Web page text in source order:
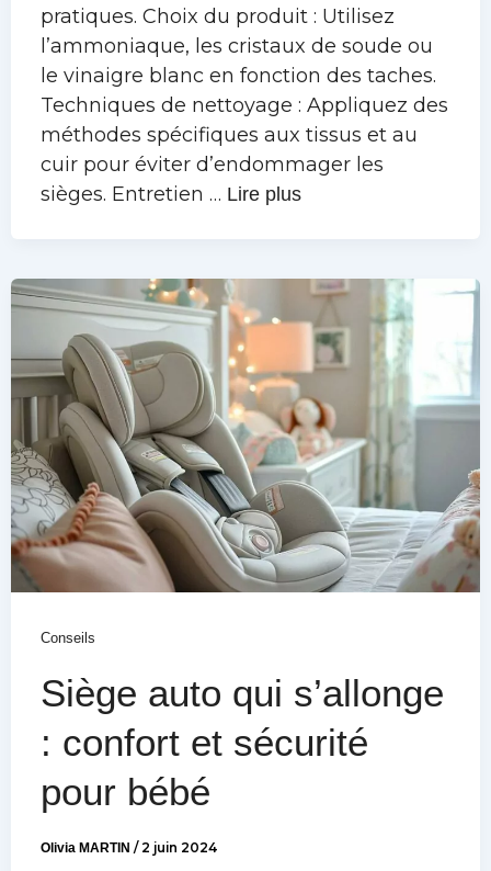
pratiques. Choix du produit : Utilisez
l’ammoniaque, les cristaux de soude ou
le vinaigre blanc en fonction des taches.
Techniques de nettoyage : Appliquez des
méthodes spécifiques aux tissus et au
cuir pour éviter d’endommager les
sièges. Entretien … Lire plus
Conseils
Siège auto qui s’allonge
: confort et sécurité
pour bébé
Olivia MARTIN / 2 juin 2024